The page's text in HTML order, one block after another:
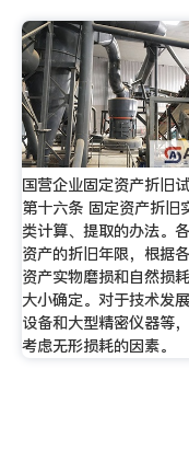
国营企业固定资产折旧
第十六条 固定资产折旧
类计算、提取的办法。
资产的折旧年限，根据
资产实物磨损和自然损
大小确定。对于技术发
设备和大型精密仪器等
考虑无形损耗的因素。